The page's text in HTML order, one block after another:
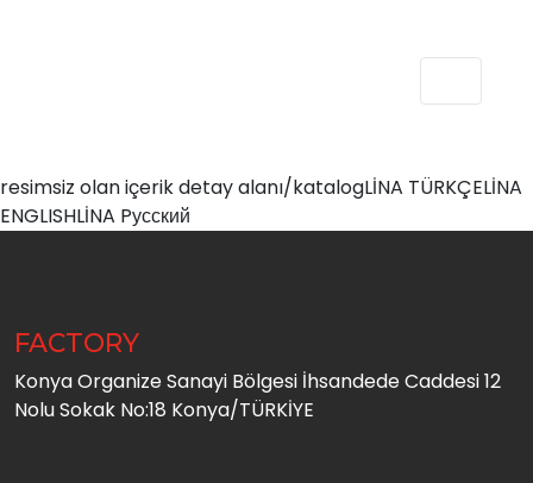
resimsiz olan içerik detay alanı/katalogLİNA TÜRKÇELİNA
ENGLISHLİNA Pусский
FACTORY
Konya Organize Sanayi Bölgesi İhsandede Caddesi 12
Nolu Sokak No:18 Konya/TÜRKİYE